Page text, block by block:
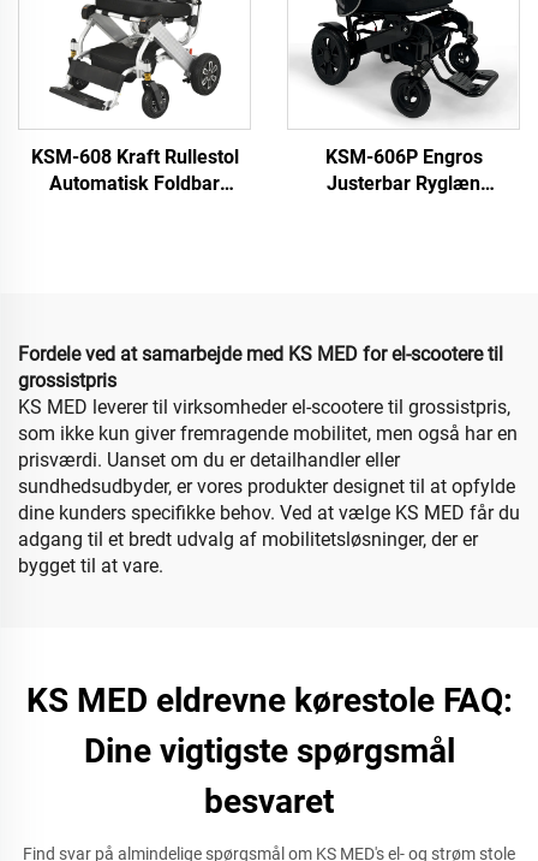
KSM-608 Kraft Rullestol
Automatisk Foldbar
KSM-606P Engros
Justerbar Ryglæn
Fordele ved at samarbejde med KS MED for el-scootere til
grossistpris
KS MED leverer til virksomheder el-scootere til grossistpris,
som ikke kun giver fremragende mobilitet, men også har en
prisværdi. Uanset om du er detailhandler eller
sundhedsudbyder, er vores produkter designet til at opfylde
dine kunders specifikke behov. Ved at vælge KS MED får du
adgang til et bredt udvalg af mobilitetsløsninger, der er
bygget til at vare.
KS MED eldrevne kørestole FAQ:
Dine vigtigste spørgsmål
besvaret
Find svar på almindelige spørgsmål om KS MED's el- og strøm stole